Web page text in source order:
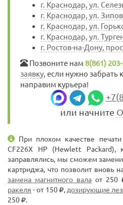
г. Краснодар, ул.
г. Краснодар, ул.
г. Краснодар, ул.
г. Краснодар, ул.
г. Ростов-на-Дону,
Позвоните нам 8(861)
заявку, если нужно забрать
направим курьера!
или начните
При плохом качестве
CF226X HP (Hewlett Packard),
заправлялись, мы сможем
картриджа, что позволит вновь
замена магнитного валаот 250
ракеля - от 150 ,дозирующие
250
.